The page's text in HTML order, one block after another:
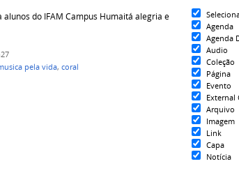
Agenda
Agenda
Audio
Coleção
Página
Evento
External
Arquivo
Imagem
Link
Capa
Notícia
do IFAM Campus Humaitá alegria e
pela vida, coral